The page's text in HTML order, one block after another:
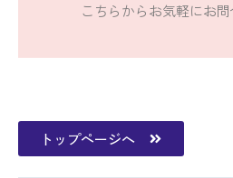
こちらからお気軽にお問
トップページへ